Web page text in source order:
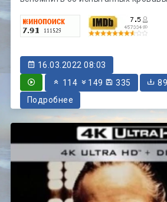
16.03.2022 08:03
114
149 335
Подробнее